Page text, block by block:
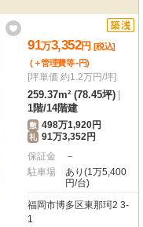
91万3,352円 [税込]
(＋管理費等-円)
[坪単価 約1.2万円/坪]
259.37m² (78.45坪)
1階/14階建
敷 498万1,920円
礼 91万3,352円
保証金
－
駐車場
あり(1万5,400
円/台)
福岡市博多区東那珂2 3-
1